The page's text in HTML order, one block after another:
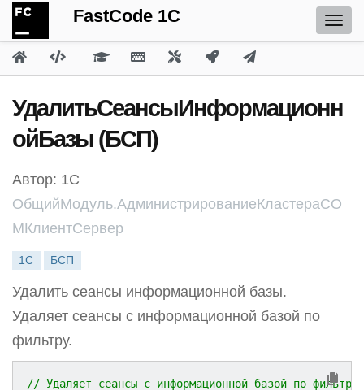
FastCode 1C
УдалитьСеансыИнформационн
ойБазы (БСП)
Автор: 1С
ОбщийМодуль.АдминистрированиеКластераCO
MКлиентСервер
1С БСП
Удалить сеансы информационной базы.
Удаляет сеансы с информационной базой по
фильтру.
// Удаляет сеансы с информационной базой по фильтру.